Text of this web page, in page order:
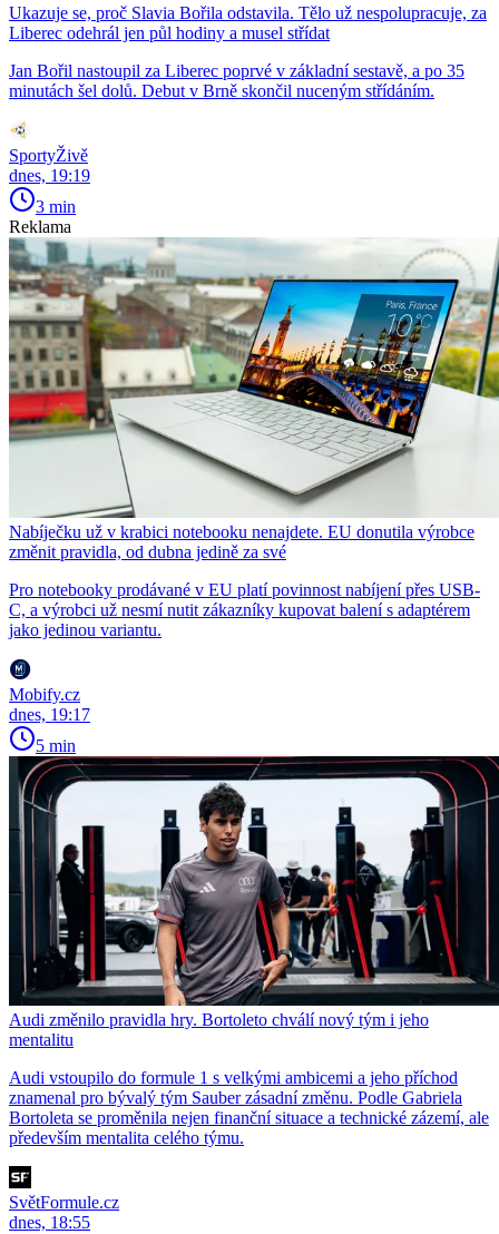
Ukazuje se, proč Slavia Bořila odstavila. Tělo už nespolupracuje, za
Liberec odehrál jen půl hodiny a musel střídat
Jan Bořil nastoupil za Liberec poprvé v základní sestavě, a po 35
minutách šel dolů. Debut v Brně skončil nuceným střídáním.
SportyŽivě
dnes, 19:19
3 min
Reklama
Nabíječku už v krabici notebooku nenajdete. EU donutila výrobce
změnit pravidla, od dubna jedině za své
Pro notebooky prodávané v EU platí povinnost nabíjení přes USB-
C, a výrobci už nesmí nutit zákazníky kupovat balení s adaptérem
jako jedinou variantu.
Mobify.cz
dnes, 19:17
5 min
Audi změnilo pravidla hry. Bortoleto chválí nový tým i jeho
mentalitu
Audi vstoupilo do formule 1 s velkými ambicemi a jeho příchod
znamenal pro bývalý tým Sauber zásadní změnu. Podle Gabriela
Bortoleta se proměnila nejen finanční situace a technické zázemí, ale
především mentalita celého týmu.
SvětFormule.cz
dnes, 18:55